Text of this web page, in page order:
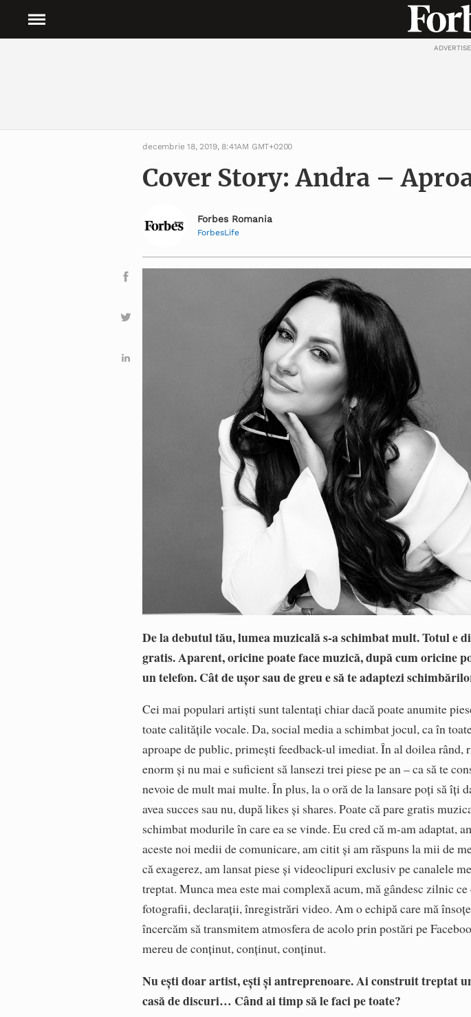
decembrie 18, 2019, 8:41AM GMT+0200
Cover Story: Andra –
Forbes Romania
ForbesLife
De la debutul tău, lumea muzicală s-a schimbat mult. Totul e
gratis. Aparent, oricine poate face muzică, după cum oricine
un telefon. Cât de ușor sau de greu e să te adaptezi
Cei mai populari artiști sunt talentați chiar dacă poate anumite
toate calitățile vocale. Da, social media a schimbat jocul, ca în
aproape de public, primești feedback-ul imediat. În al doilea rând,
enorm și nu mai e suficient să lansezi trei piese pe an – ca să te
nevoie de mult mai multe. În plus, la o oră de la lansare poți să îți
avea succes sau nu, după likes și shares. Poate că pare gratis
schimbat modurile în care ea se vinde. Eu cred că m-am adaptat,
aceste noi medii de comunicare, am citit și am răspuns la mii de
că exagerez, am lansat piese și videoclipuri exclusiv pe canalele
treptat. Munca mea este mai complexă acum, mă gândesc zilnic
fotografii, declarații, înregistrări video. Am o echipă care mă
încercăm să transmitem atmosfera de acolo prin postări pe
mereu de conținut, conținut, conținut.
Nu ești doar artist, ești și antreprenoare. Ai construit treptat
casă de discuri… Când ai timp să le faci pe toate?